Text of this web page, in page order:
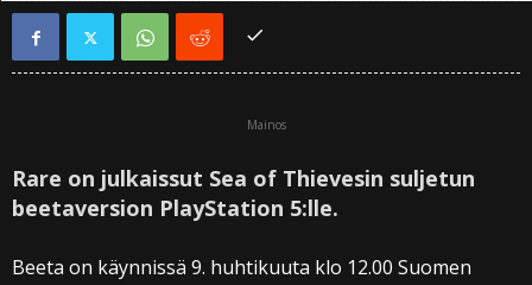
Mainos
Rare on julkaissut Sea of Thievesin suljetun
beetaversion PlayStation 5:lle.
Beeta on käynnissä 9. huhtikuuta klo 12.00 Suomen